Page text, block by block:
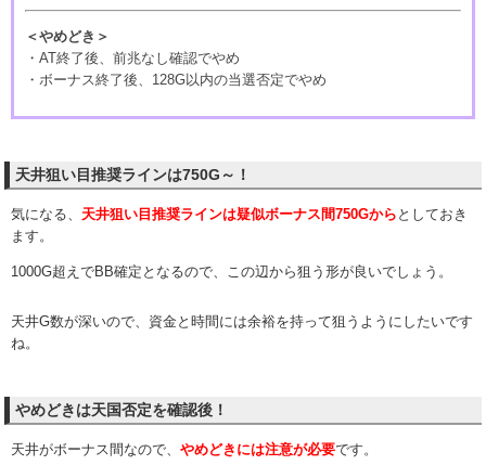
＜やめどき＞
・AT終了後、前兆なし確認でやめ
・ボーナス終了後、128G以内の当選否定でやめ
天井狙い目推奨ラインは750G～！
気になる、 天井狙い目推奨ラインは疑似ボーナス間750Gから としておき
ます。
1000G超えでBB確定となるので、この辺から狙う形が良いでしょう。
天井G数が深いので、資金と時間には余裕を持って狙うようにしたいです
ね。
やめどきは天国否定を確認後！
天井がボーナス間なので、 やめどきには注意が必要です。